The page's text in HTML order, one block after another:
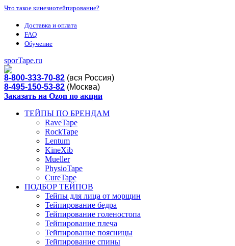
Что такое кинезиотейпирование?
Доставка и оплата
FAQ
Обучение
sporTape.ru
8-800-333-70-82 (вся Россия)
8-495-150-53-82 (Москва)
Заказать на Ozon по акции
ТЕЙПЫ ПО БРЕНДАМ
RaveTape
RockTape
Lentum
KineXib
Mueller
PhysioTape
CureTape
ПОДБОР ТЕЙПОВ
Тейпы для лица от морщин
Тейпирование бедра
Тейпирование голеностопа
Тейпирование плеча
Тейпирование поясницы
Тейпирование спины